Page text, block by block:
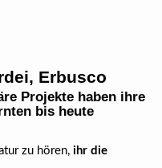
Erbusco
Projekte haben ihre
bis heute
zu hören, ihr die